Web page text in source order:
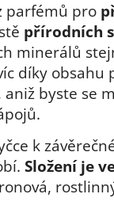
parfémů pro
přírodních
minerálů
díky obsahu
byste se
k
Složení je